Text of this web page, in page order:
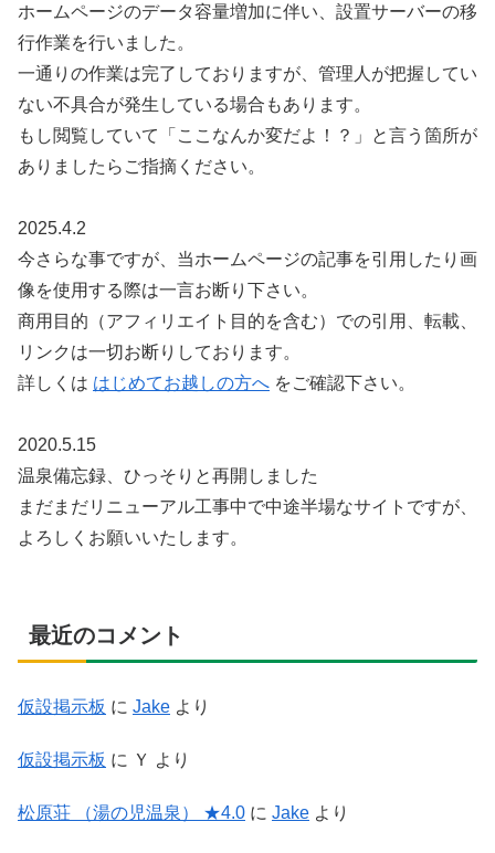
ホームページのデータ容量増加に伴い、設置サーバーの移
行作業を行いました。
一通りの作業は完了しておりますが、管理人が把握してい
ない不具合が発生している場合もあります。
もし閲覧していて「ここなんか変だよ！？」と言う箇所が
ありましたらご指摘ください。
2025.4.2
今さらな事ですが、当ホームページの記事を引用したり画
像を使用する際は一言お断り下さい。
商用目的（アフィリエイト目的を含む）での引用、転載、
リンクは一切お断りしております。
詳しくは はじめてお越しの方へ をご確認下さい。
2020.5.15
温泉備忘録、ひっそりと再開しました
まだまだリニューアル工事中で中途半場なサイトですが、
よろしくお願いいたします。
最近のコメント
仮設掲示板 に Jake より
仮設掲示板 に Ｙ より
松原荘 （湯の児温泉） ★4.0 に Jake より